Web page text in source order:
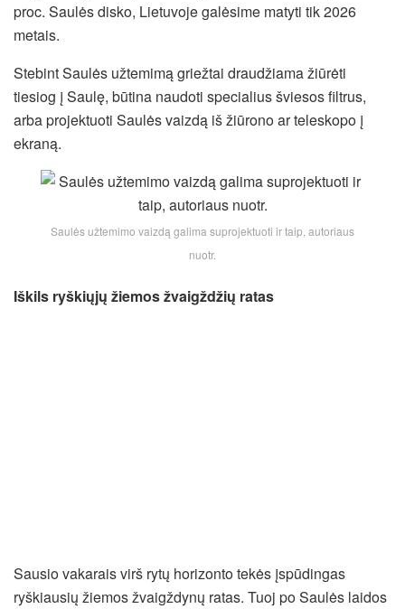
proc. Saulės disko, Lietuvoje galėsime matyti tik 2026
metais.
Stebint Saulės užtemimą griežtai draudžiama žiūrėti
tiesiog į Saulę, būtina naudoti specialius šviesos filtrus,
arba projektuoti Saulės vaizdą iš žiūrono ar teleskopo į
ekraną.
Saulės užtemimo vaizdą galima suprojektuoti ir taip, autoriaus
nuotr.
Iškils ryškiųjų žiemos žvaigždžių ratas
Sausio vakarais virš rytų horizonto tekės įspūdingas
ryškiausių žiemos žvaigždynų ratas. Tuoj po Saulės laidos